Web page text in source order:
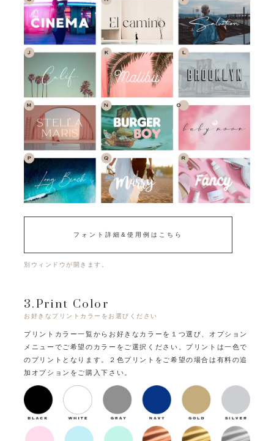
フォント詳細&使用例はこちら
別ウィンドウが開きます。
3.Print Color
お好きなプリントカラーをお選びください
プリントカラー一覧からお好きなカラーを１つ選び、オプション
メニューでご希望のカラーをご選択ください。 プリントは一色で
のプリントとなります。
２色プリントをご希望の場合は有料の追
加オプションをご購入下さい。